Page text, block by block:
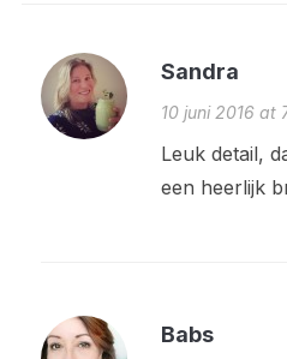
Sandra
10 juni 2016 at
Leuk detail,
een heerlijk
Babs